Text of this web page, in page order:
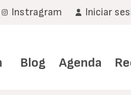
Instragram Iniciar
Blog Agenda